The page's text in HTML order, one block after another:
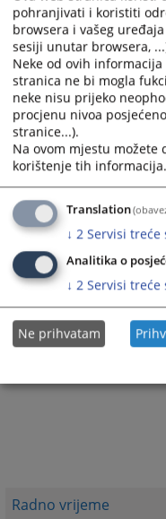
Radno vrijeme
pohranjivati i koristiti
browsera i vašeg
sesiji unutar browsera,
Neke od ovih
stranica ne bi mogla
neke nisu prijeko
procjenu nivoa
stranice...).
Na ovom mjestu
korištenje tih informacija.
Translation
↓ 2 Servisi treće
Analitika o
↓ 2 Servisi treće
Ne prihvatam